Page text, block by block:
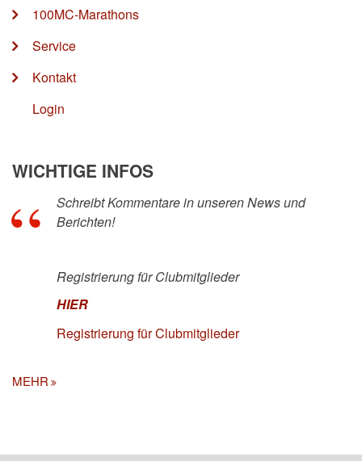
100MC-Marathons
Service
Kontakt
Login
WICHTIGE INFOS
Schreibt Kommentare in unseren News und
Berichten!
Registrierung für Clubmitglieder
HIER
Registrierung für Clubmitglieder
MEHR